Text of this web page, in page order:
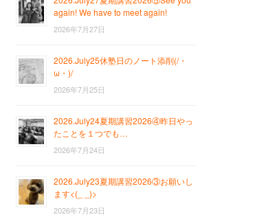
again! We have to meet again!
2026年7月27日
2026.July25休塾日のノート添削(/・
ω・)/
2026年7月25日
2026.July24夏期講習2026④昨日やっ
たことを１つでも…
2026年7月24日
2026.July23夏期講習2026③お願いし
ます<(_ _)>
2026年7月23日